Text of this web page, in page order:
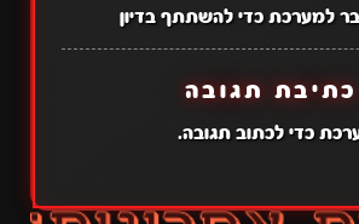
למערכת כדי להשתתף בדיון
כתיבת תגובה
כדי לכתוב תגובה.